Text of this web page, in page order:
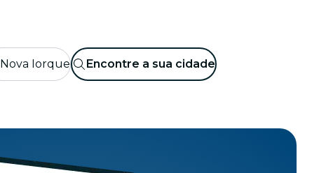
Nova Iorque Encontre a sua cidade